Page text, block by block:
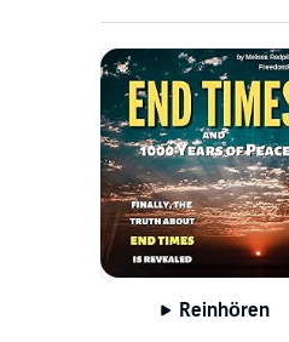
Reinhören